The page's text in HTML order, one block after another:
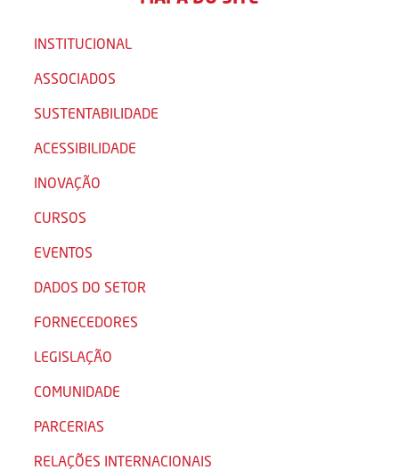
INSTITUCIONAL
ASSOCIADOS
SUSTENTABILIDADE
ACESSIBILIDADE
INOVAÇÃO
CURSOS
EVENTOS
DADOS DO SETOR
FORNECEDORES
LEGISLAÇÃO
COMUNIDADE
PARCERIAS
RELAÇÕES INTERNACIONAIS